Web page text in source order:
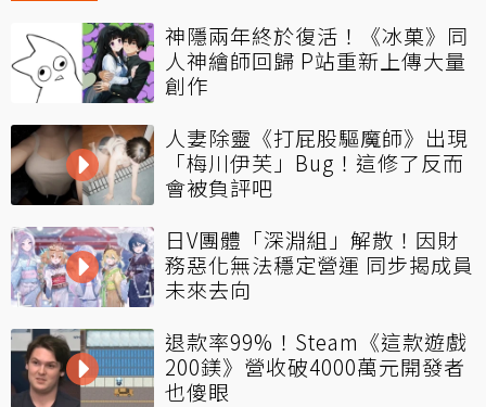
神隱兩年終於復活！《冰菓》同
人神繪師回歸 P站重新上傳大量
創作
人妻除靈《打屁股驅魔師》出現
「梅川伊芙」Bug！這修了反而
會被負評吧
日V團體「深淵組」解散！因財
務惡化無法穩定營運 同步揭成員
未來去向
退款率99%！Steam《這款遊戲
200鎂》營收破4000萬元開發者
也傻眼